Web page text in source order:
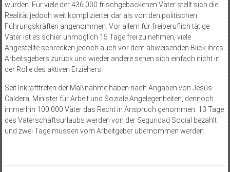
würden. Für viele der 436.000 frischgebackenen Väter stellt sich die
Realität jedoch weit komplizierter dar als von den politischen
Führungskräften angenommen. Vor allem für freiberuflich tätige
Väter ist es schier unmöglich 15 Tage frei zu nehmen, viele
Angestellte schrecken jedoch auch vor dem abweisenden Blick ihres
Arbeitsgebers zurück und wieder andere sehen sich einfach nicht in
der Rolle des aktiven Erziehers.
Seit Inkrafttreten der Maßnahme haben nach Angaben von Jesús
Caldera, Minister für Arbeit und Soziale Angelegenheiten, dennoch
immerhin 100.000 Väter das Recht in Anspruch genommen. 13 Tage
des Vaterschaftsurlaubs werden von der Seguridad Social bezahlt
und zwei Tage müssen vom Arbeitgeber übernommen werden.